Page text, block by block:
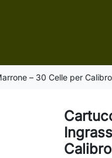
– 30 Celle per